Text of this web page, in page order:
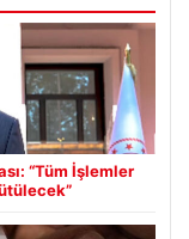
“Tüm İşlemler